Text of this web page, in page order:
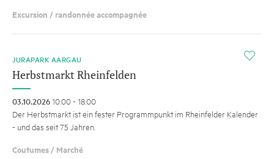
Excursion / randonnée accompagnée
i
JURAPARK AARGAU
Herbstmarkt Rheinfelden
03.10.202610:00 - 18:00
Der Herbstmarkt ist ein fester Programmpunkt im Rheinfelder Kalender
- und das seit 75 Jahren.
Coutumes / Marché